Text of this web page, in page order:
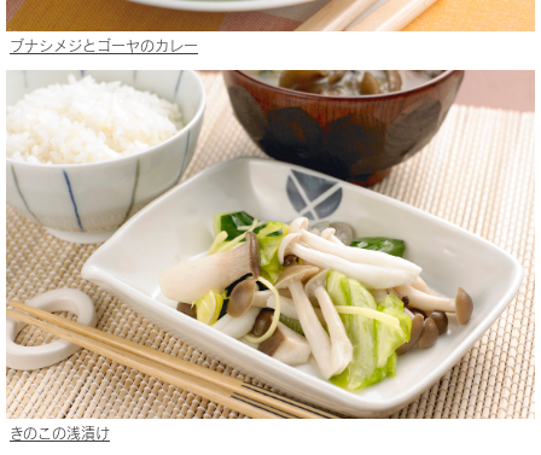
ブナシメジとゴーヤのカレー
きのこの浅漬け